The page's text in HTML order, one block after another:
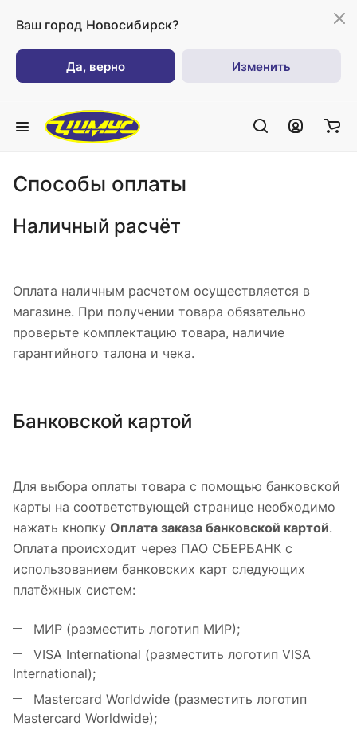
Ваш город Новосибирск?
Да, верно Изменить
Способы оплаты
Наличный расчёт
Оплата наличным расчетом осуществляется в
магазине. При получении товара обязательно
проверьте комплектацию товара, наличие
гарантийного талона и чека.
Банковской картой
Для выбора оплаты товара с помощью банковской
карты на соответствующей странице необходимо
нажать кнопку Оплата заказа банковской картой.
Оплата происходит через ПАО СБЕРБАНК с
использованием банковских карт следующих
платёжных систем:
МИР (разместить логотип МИР);
VISA International (разместить логотип VISA
International);
Mastercard Worldwide (разместить логотип
Mastercard Worldwide);